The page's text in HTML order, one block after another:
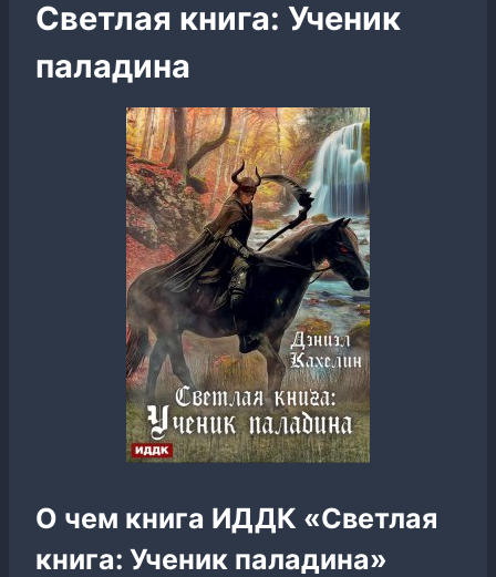
Светлая книга: Ученик
паладина
О чем книга ИДДК «Светлая
книга: Ученик паладина»